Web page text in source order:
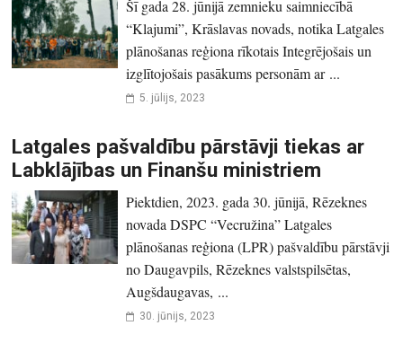
Šī gada 28. jūnijā zemnieku saimniecībā
“Klajumi”, Krāslavas novads, notika Latgales
plānošanas reģiona rīkotais Integrējošais un
izglītojošais pasākums personām ar ...
5. jūlijs, 2023
Latgales pašvaldību pārstāvji tiekas ar
Labklājības un Finanšu ministriem
Piektdien, 2023. gada 30. jūnijā, Rēzeknes
novada DSPC “Vecružina” Latgales
plānošanas reģiona (LPR) pašvaldību pārstāvji
no Daugavpils, Rēzeknes valstspilsētas,
Augšdaugavas, ...
30. jūnijs, 2023